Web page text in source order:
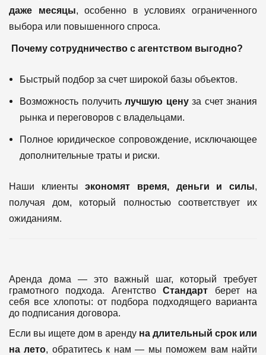
даже месяцы, особенно в условиях ограниченного
выбора или повышенного спроса.
Почему сотрудничество с агентством выгодно?
Быстрый подбор за счет широкой базы объектов.
Возможность получить лучшую ценуза счет знания
рынка и переговоров с владельцами.
Полное юридическое сопровождение, исключающее
дополнительные траты и риски.
Наши клиентыэкономят время, деньги и силы,
получая дом, который полностью соответствует их
ожиданиям.
Аренда дома — это важный шаг, который требует
грамотного подхода. АгентствоСтандарт берет на
себя все хлопоты: от подбора подходящего варианта
до подписания договора.
Если вы ищете дом в аренду на длительный срок или
на лето, обратитесь к нам — мы поможем вам найти